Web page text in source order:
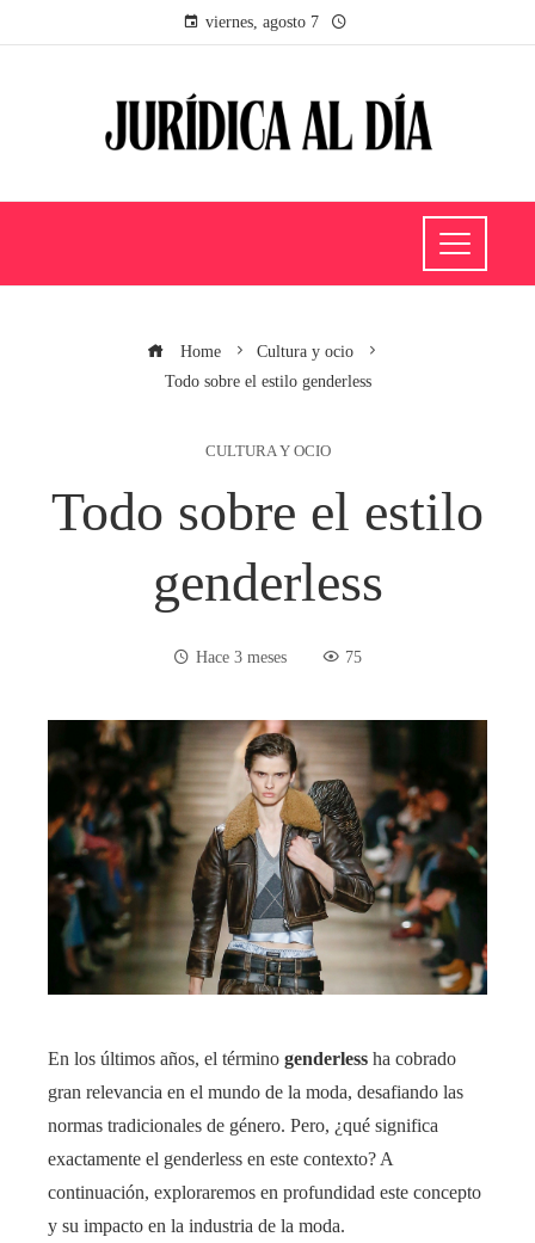
viernes, agosto 7
Home
Cultura y ocio
Todo sobre el estilo genderless
CULTURA Y OCIO
Todo sobre el estilo
genderless
Hace 3 meses 75
En los últimos años, el término genderless ha cobrado
gran relevancia en el mundo de la moda, desafiando las
normas tradicionales de género. Pero, ¿qué significa
exactamente el genderless en este contexto? A
continuación, exploraremos en profundidad este concepto
y su impacto en la industria de la moda.